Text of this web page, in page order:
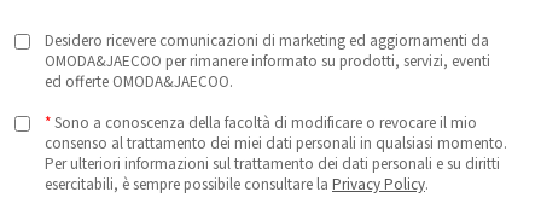
Desidero ricevere comunicazioni di marketing ed aggiornamenti da
OMODA&JAECOO per rimanere informato su prodotti, servizi, eventi
ed offerte OMODA&JAECOO.
*Sono a conoscenza della facoltà di modificare o revocare il mio
consenso al trattamento dei miei dati personali in qualsiasi momento.
Per ulteriori informazioni sul trattamento dei dati personali e su diritti
esercitabili, è sempre possibile consultare la Privacy Policy.